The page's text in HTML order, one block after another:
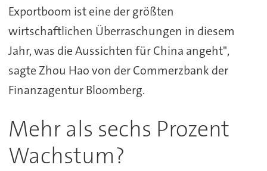
Exportboom ist eine der größten
wirtschaftlichen Überraschungen in diesem
Jahr, was die Aussichten für China angeht",
sagte Zhou Hao von der Commerzbank der
Finanzagentur Bloomberg.
Mehr als sechs Prozent
Wachstum?